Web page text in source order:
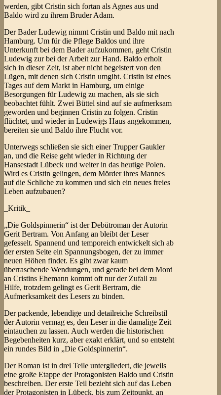
werden, gibt Cristin sich fortan als Agnes aus und
Baldo wird zu ihrem Bruder Adam.
Der Bader Ludewig nimmt Cristin und Baldo mit nach
Hamburg. Um für die Pflege Baldos und ihre
Unterkunft bei dem Bader aufzukommen, geht Cristin
Ludewig zur bei der Arbeit zur Hand. Baldo erholt
sich in dieser Zeit, ist aber nicht begeistert von den
Lügen, mit denen sich Cristin umgibt. Cristin ist eines
Tages auf dem Markt in Hamburg, um einige
Besorgungen für Ludewig zu machen, als sie sich
beobachtet fühlt. Zwei Büttel sind auf sie aufmerksam
geworden und beginnen Cristin zu folgen. Cristin
flüchtet, und wieder in Ludewigs Haus angekommen,
bereiten sie und Baldo ihre Flucht vor.
Unterwegs schließen sie sich einer Trupper Gaukler
an, und die Reise geht wieder in Richtung der
Hansestadt Lübeck und weiter in das heutige Polen.
Wird es Cristin gelingen, dem Mörder ihres Mannes
auf die Schliche zu kommen und sich ein neues freies
Leben aufzubauen?
_Kritik_
„Die Goldspinnerin“ ist der Debütroman der Autorin
Gerit Bertram. Von Anfang an bleibt der Leser
gefesselt. Spannend und temporeich entwickelt sich ab
der ersten Seite ein Spannungsbogen, der zu immer
neuen Höhen findet. Es gibt zwar kaum
überraschende Wendungen, und gerade bei dem Mord
an Cristins Ehemann kommt oft nur der Zufall zu
Hilfe, trotzdem gelingt es Gerit Bertram, die
Aufmerksamkeit des Lesers zu binden.
Der packende, lebendige und detailreiche Schreibstil
der Autorin vermag es, den Leser in die damalige Zeit
eintauchen zu lassen. Auch werden die historischen
Begebenheiten kurz, aber exakt erklärt, und so entsteht
ein rundes Bild in „Die Goldspinnerin“.
Der Roman ist in drei Teile untergliedert, die jeweils
eine große Etappe der Protagonisten Baldo und Cristin
beschreiben. Der erste Teil bezieht sich auf das Leben
der Protagonisten in Lübeck, bis zum Zeitpunkt, an